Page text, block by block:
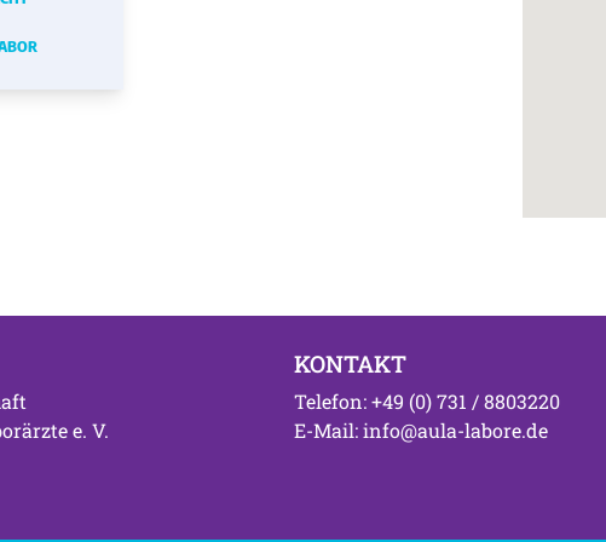
e. V.
KONTAKT
Telefon: +49 (0) 731 / 8803220
E-Mail: info@aula-labore.de